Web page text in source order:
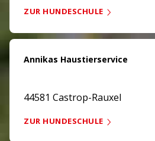
ZUR HUNDESCHULE
Annikas Haustierservice
44581 Castrop-Rauxel
ZUR HUNDESCHULE